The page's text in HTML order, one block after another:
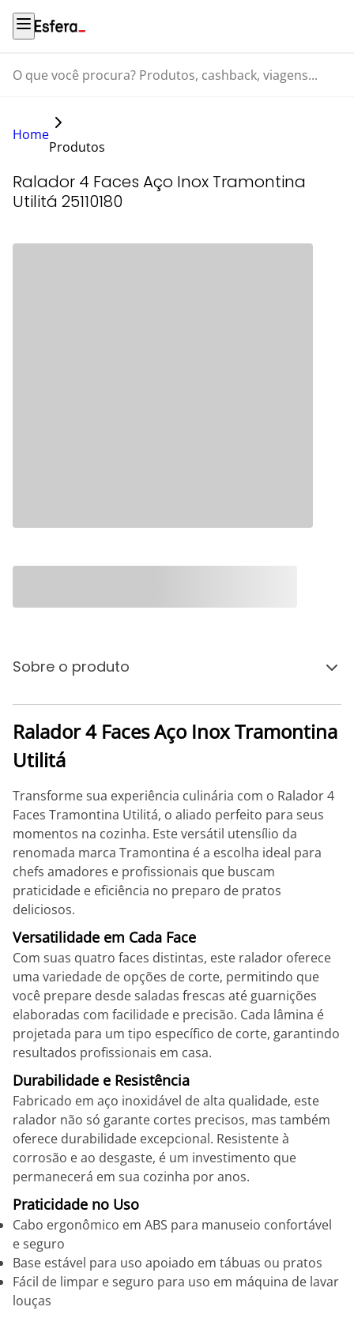
O que você procura? Produtos, cashback, viagens...
Home
Produtos
Ralador 4 Faces Aço Inox Tramontina
Utilitá 25110180
Sobre o produto
Ralador 4 Faces Aço Inox Tramontina
Utilitá
Transforme sua experiência culinária com o Ralador 4
Faces Tramontina Utilitá, o aliado perfeito para seus
momentos na cozinha. Este versátil utensílio da
renomada marca Tramontina é a escolha ideal para
chefs amadores e profissionais que buscam
praticidade e eficiência no preparo de pratos
deliciosos.
Versatilidade em Cada Face
Com suas quatro faces distintas, este ralador oferece
uma variedade de opções de corte, permitindo que
você prepare desde saladas frescas até guarnições
elaboradas com facilidade e precisão. Cada lâmina é
projetada para um tipo específico de corte, garantindo
resultados profissionais em casa.
Durabilidade e Resistência
Fabricado em aço inoxidável de alta qualidade, este
ralador não só garante cortes precisos, mas também
oferece durabilidade excepcional. Resistente à
corrosão e ao desgaste, é um investimento que
permanecerá em sua cozinha por anos.
Praticidade no Uso
Cabo ergonômico em ABS para manuseio confortável
e seguro
Base estável para uso apoiado em tábuas ou pratos
Fácil de limpar e seguro para uso em máquina de lavar
louças